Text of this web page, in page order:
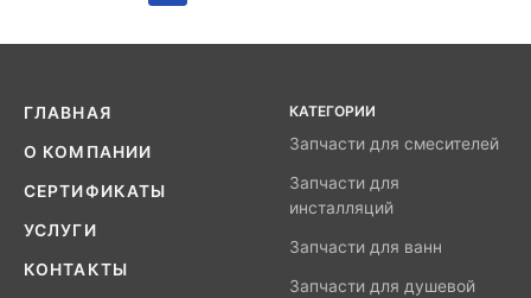
ГЛАВНАЯ
О КОМПАНИИ
СЕРТИФИКАТЫ
УСЛУГИ
КОНТАКТЫ
КАТЕГОРИИ
Запчасти для смесителей
Запчасти для
инсталляций
Запчасти для ванн
Запчасти для душевой